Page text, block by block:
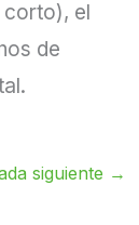
corto), el
de
siguiente →